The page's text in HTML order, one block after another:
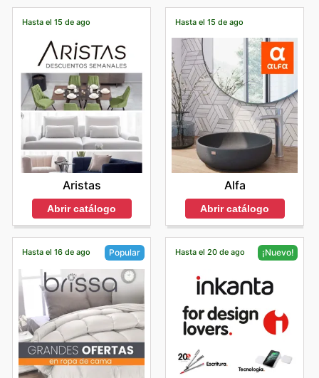
Hasta el 15 de ago
Aristas
Abrir catálogo
Hasta el 15 de ago
Alfa
Abrir catálogo
Hasta el 16 de ago Popular Hasta el 20 de ago ¡Nuevo!